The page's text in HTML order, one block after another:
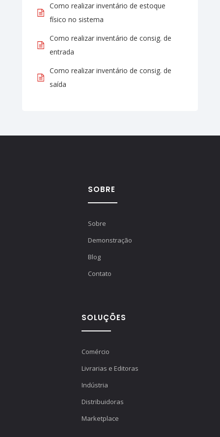
Como realizar inventário de estoque
físico no sistema
Como realizar inventário de consig. de
entrada
Como realizar inventário de consig. de
saída
SOBRE
Sobre
Demonstração
Blog
Contato
SOLUÇÕES
Comércio
Livrarias e Editoras
Indústria
Distribuidoras
Marketplace